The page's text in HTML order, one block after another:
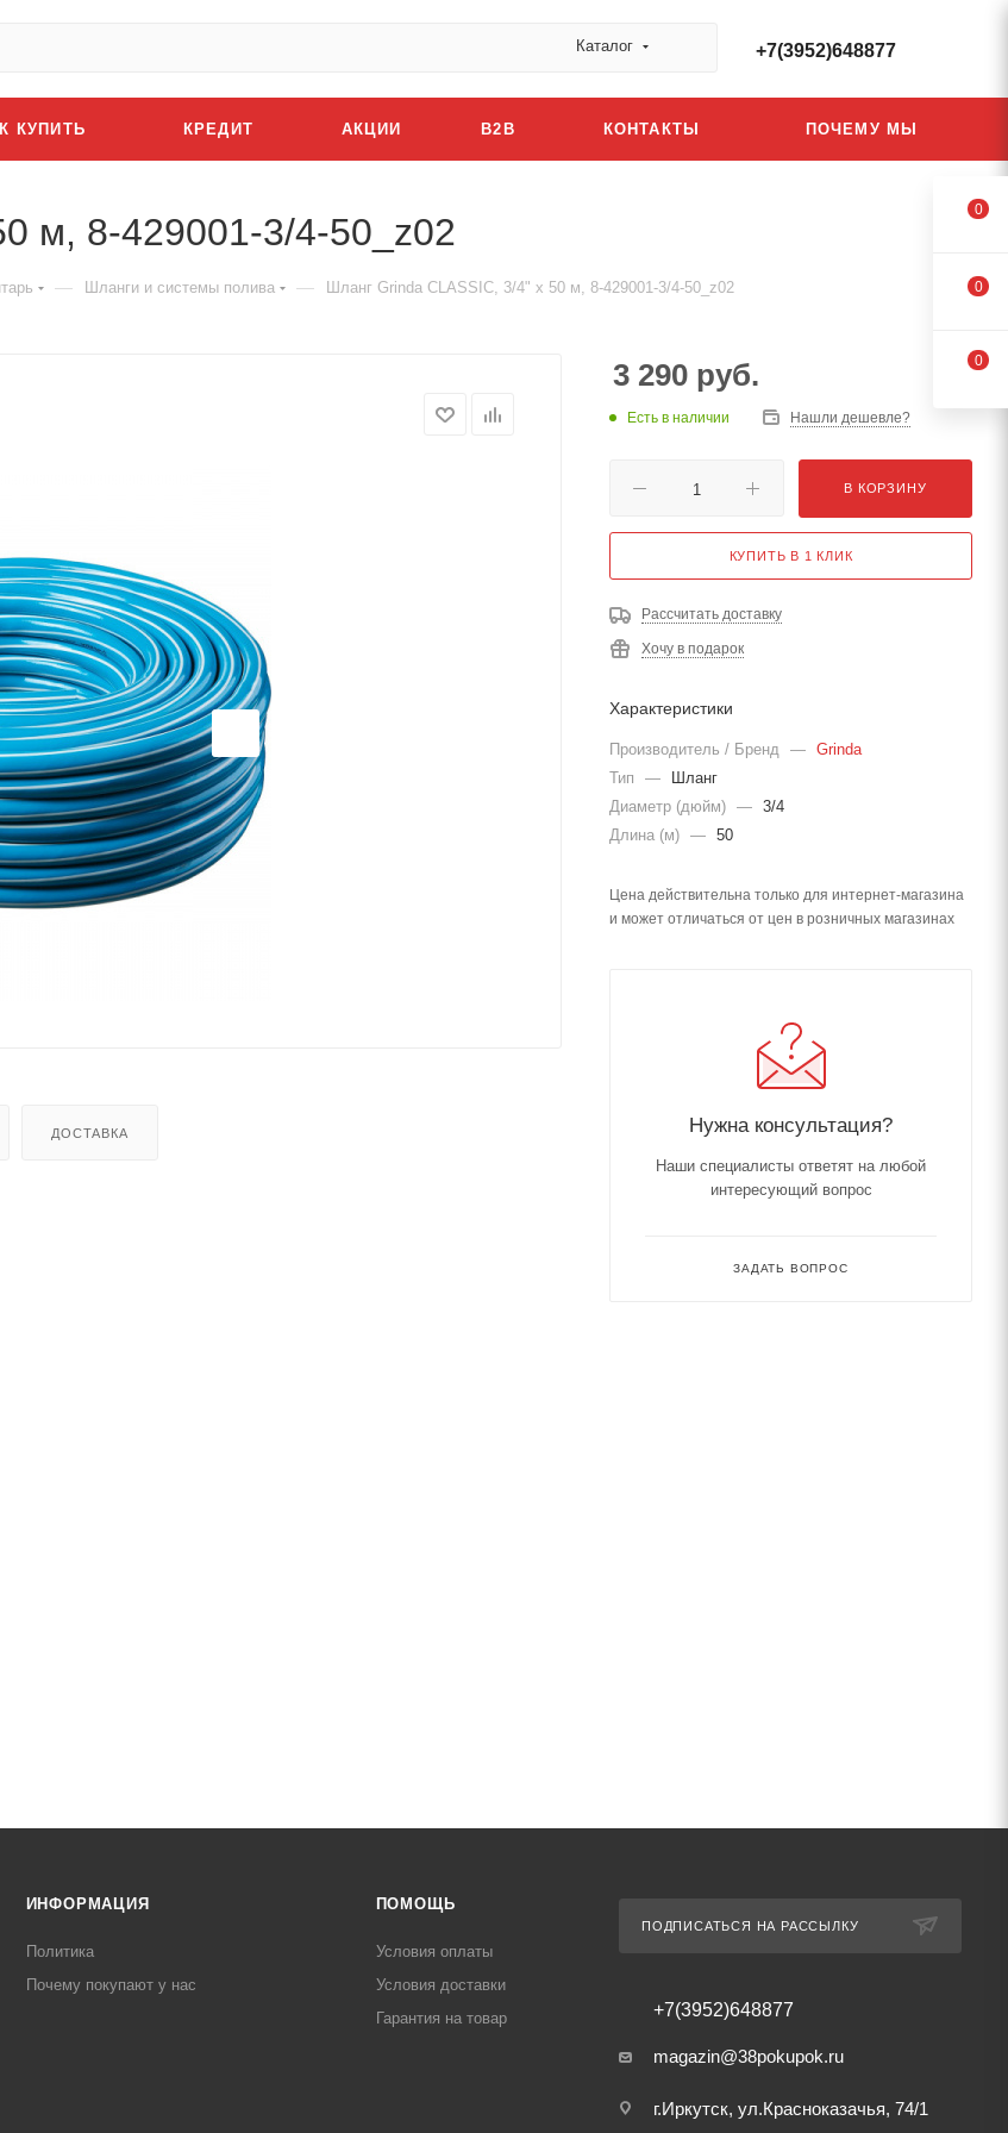
Каталог +7(3952)648877
КУПИТЬ КРЕДИТ АКЦИИ B2B КОНТАКТЫ ПОЧЕМУ МЫ
м, 8-429001-3/4-50_z02
— Шланги и системы полива — Шланг Grinda CLASSIC, 3/4" x 50 м, 8-429001-3/4-50_z02
ДОСТАВКА
3 290 руб.
Есть в наличии Нашли дешевле?
В КОРЗИНУ
КУПИТЬ В 1 КЛИК
Рассчитать доставку
Хочу в подарок
Характеристики
Производитель / Бренд — Grinda
Тип
—
Шланг
Диаметр (дюйм) — 3/4
Длина (м) — 50
Цена действительна только для интернет-магазина
и может отличаться от цен в розничных магазинах
Нужна консультация?
Наши специалисты ответят на любой
интересующий вопрос
ЗАДАТЬ ВОПРОС
ИНФОРМАЦИЯ
Политика
Почему покупают у нас
ПОМОЩЬ
Условия оплаты
Условия доставки
Гарантия на товар
ПОДПИСАТЬСЯ НА РАССЫЛКУ
+7(3952)648877
magazin@38pokupok.ru
г.Иркутск, ул.Красноказачья, 74/1
0
0
0